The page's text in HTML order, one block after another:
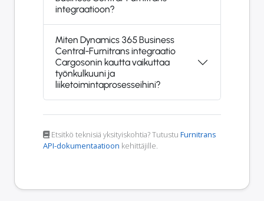
integraatioon?
Miten Dynamics 365 Business
Central-Furnitrans integraatio
Cargosonin kautta vaikuttaa
työnkulkuuni ja
liiketoimintaprosesseihini?
Etsitkö teknisiä yksityiskohtia? Tutustu Furnitrans
API-dokumentaatioon kehittäjille.